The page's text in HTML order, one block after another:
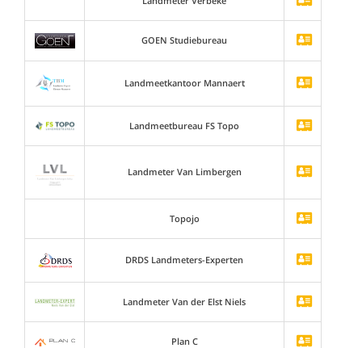
GOEN Studiebureau
Landmeetkantoor Mannaert
Landmeetbureau FS Topo
Landmeter Van Limbergen
Topojo
DRDS Landmeters-Experten
Landmeter Van der Elst Niels
Plan C